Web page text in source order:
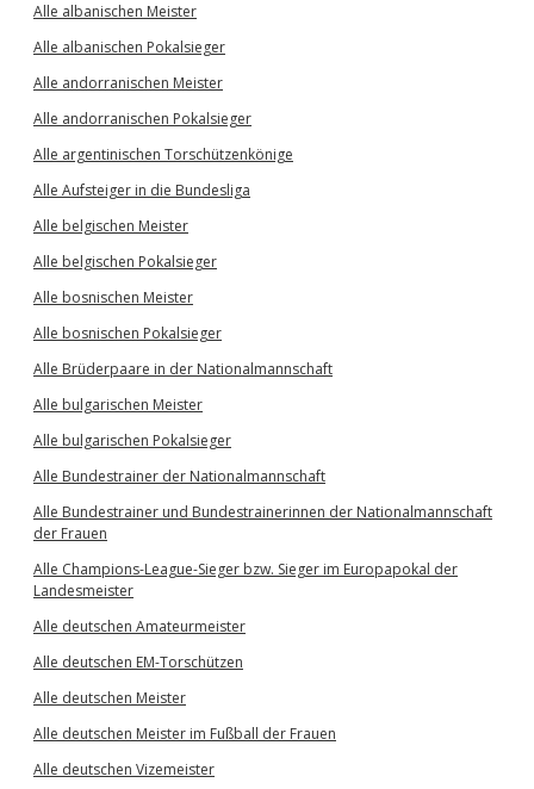
Alle albanischen Meister
Alle albanischen Pokalsieger
Alle andorranischen Meister
Alle andorranischen Pokalsieger
Alle argentinischen Torschützenkönige
Alle Aufsteiger in die Bundesliga
Alle belgischen Meister
Alle belgischen Pokalsieger
Alle bosnischen Meister
Alle bosnischen Pokalsieger
Alle Brüderpaare in der Nationalmannschaft
Alle bulgarischen Meister
Alle bulgarischen Pokalsieger
Alle Bundestrainer der Nationalmannschaft
Alle Bundestrainer und Bundestrainerinnen der Nationalmannschaft
der Frauen
Alle Champions-League-Sieger bzw. Sieger im Europapokal der
Landesmeister
Alle deutschen Amateurmeister
Alle deutschen EM-Torschützen
Alle deutschen Meister
Alle deutschen Meister im Fußball der Frauen
Alle deutschen Vizemeister